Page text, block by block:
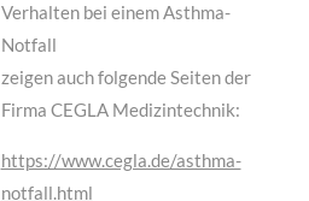
Verhalten bei einem Asthma-
Notfall
zeigen auch folgende Seiten der
Firma CEGLA Medizintechnik:
https://www.cegla.de/asthma-
notfall.html